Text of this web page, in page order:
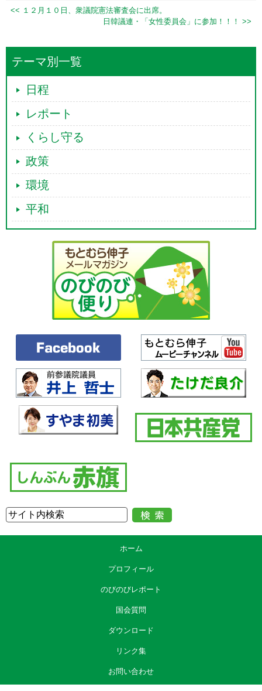
<< １２月１０日、衆議院憲法審査会に出席。
日韓議連・「女性委員会」に参加！！！ >>
テーマ別一覧
日程
レポート
くらし守る
政策
環境
平和
ホーム
プロフィール
のびのびレポート
国会質問
ダウンロード
リンク集
お問い合わせ